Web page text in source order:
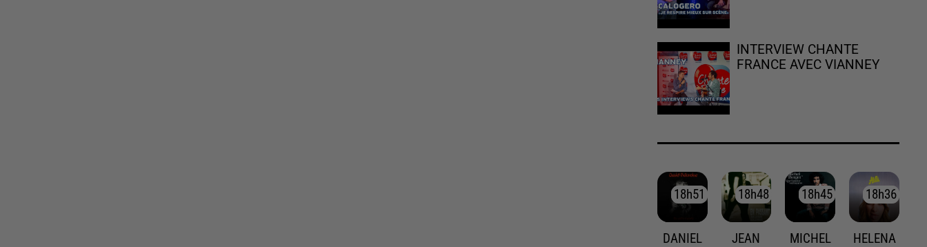
INTERVIEW CHANTE
FRANCE AVEC VIANNEY
18h51
18h51
DANIEL
18h48
18h48
JEAN
18h45
18h45
MICHEL
18h36
18h36
HELENA